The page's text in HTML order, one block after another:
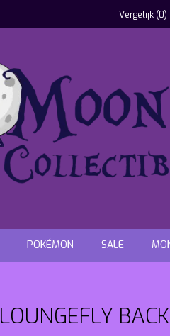
Vergelijk (0)
- POKÉMON - SALE -
LOUNGEFLY